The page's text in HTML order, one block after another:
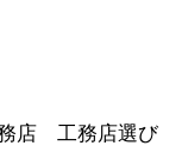
店 工務店選び